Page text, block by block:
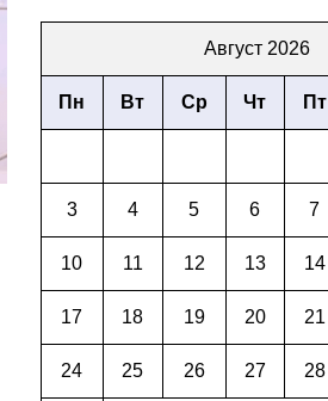
Август 2026
Пн Вт Ср Чт Пт
3 4 5 6 7
10 11 12 13 14
17 18 19 20 21
24 25 26 27 28